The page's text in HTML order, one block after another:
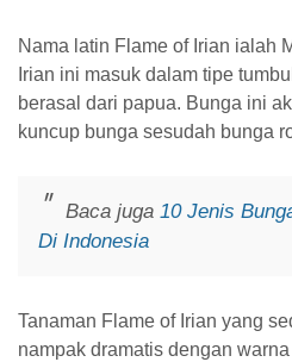
Nama latin Flame of Irian ialah
Irian ini masuk dalam tipe
berasal dari papua. Bunga ini
kuncup bunga sesudah bunga
Baca juga 10 Jenis
Di Indonesia
Tanaman Flame of Irian yang
nampak dramatis dengan